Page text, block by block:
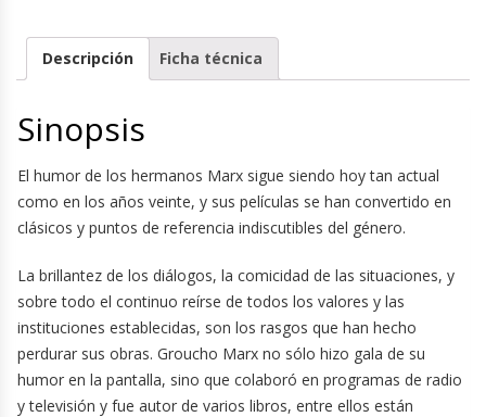
Descripción Ficha técnica
Sinopsis
El humor de los hermanos Marx sigue siendo hoy tan actual
como en los años veinte, y sus películas se han convertido en
clásicos y puntos de referencia indiscutibles del género.
La brillantez de los diálogos, la comicidad de las situaciones, y
sobre todo el continuo reírse de todos los valores y las
instituciones establecidas, son los rasgos que han hecho
perdurar sus obras. Groucho Marx no sólo hizo gala de su
humor en la pantalla, sino que colaboró en programas de radio
y televisión y fue autor de varios libros, entre ellos están